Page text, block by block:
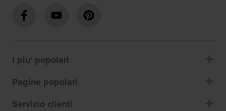
I piu' popolari
Pagine popolari
Servizio clienti